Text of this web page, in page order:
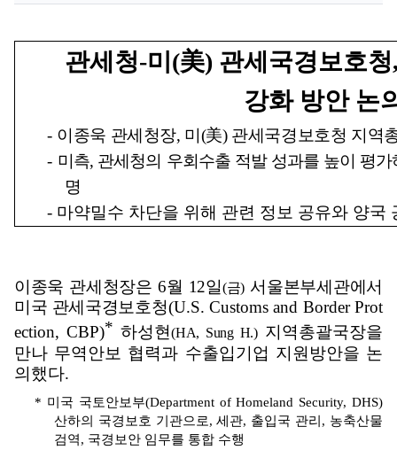
관세청-미 (美) 관세국경보호청
강화 방안 논
- 이종욱 관세청장, 미 (美) 관세국경보호청 지역
- 미측, 관세청의 우회수출 적발 성과를 높이 평
명
- 마약밀수 차단을 위해 관련 정보 공유와 양국
이종욱 관세청장은6월 12일(금) 서울본부세관에서
미국 관세국경보호청(U.S. Customs and Border Prot
ection, CBP)* 하성현(HA, Sung H.) 지역총괄국장을
만나 무역안보 협력과 수출입기업 지원방안을 논
의했다.
* 미국 국토안보부(Department of Homeland Security, DHS)
산하의 국경보호 기관으로,세관, 출입국 관리 , 농축산물
검역, 국경보안 임무를 통합 수행